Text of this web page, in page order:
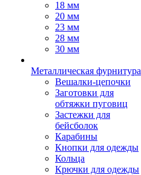
18 мм
20 мм
23 мм
28 мм
30 мм
Металлическая фурнитура
Вешалки-цепочки
Заготовки для
обтяжки пуговиц
Застежки для
бейсболок
Карабины
Кнопки для одежды
Кольца
Крючки для одежды